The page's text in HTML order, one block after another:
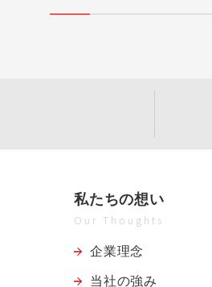
私たちの想い
Our Thoughts
企業理念
当社の強み